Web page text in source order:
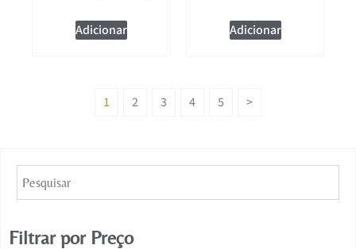
Adicionar Adicionar
1 2 3 4 5 >
Filtrar por Preço